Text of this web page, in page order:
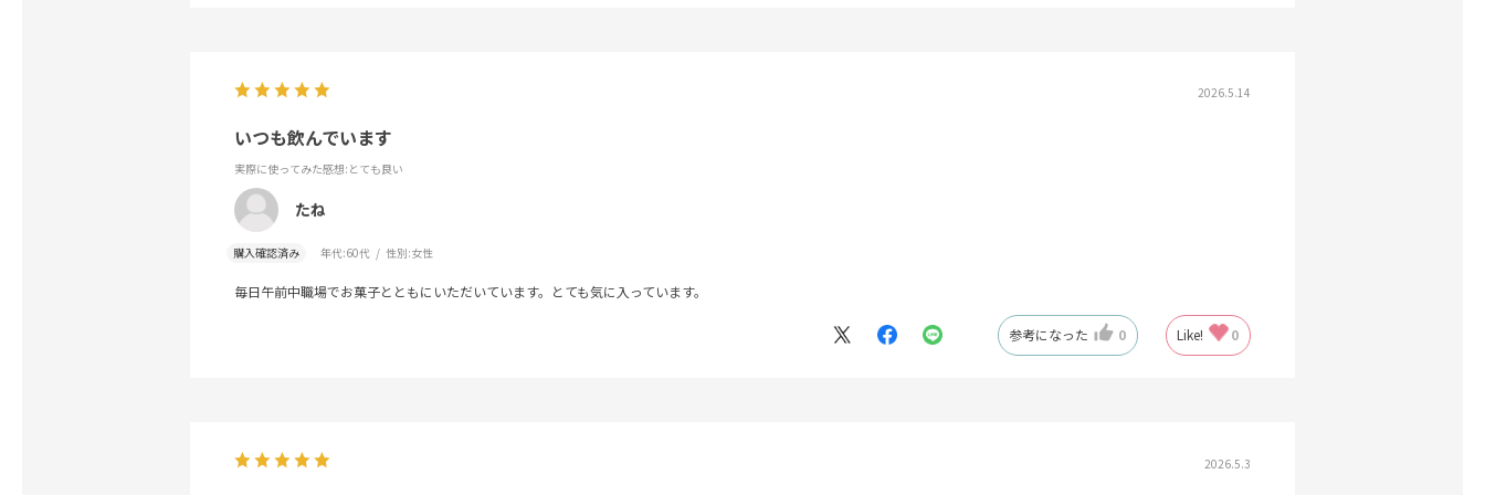
2026.5.14
いつも飲んでいます
実際に使ってみた感想:とても良い
たね
購入確認済み 年代:60代 性別:女性
毎日午前中職場でお菓子とともにいただいています。とても気に入っています。
参考になった 0 Like! 0
2026.5.3